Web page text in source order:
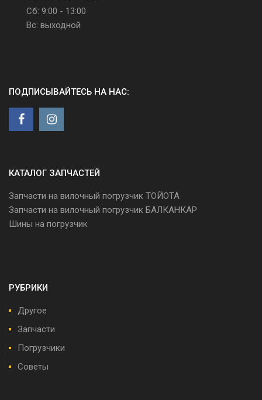
Сб: 9:00 - 13:00
Вс: выходной
ПОДПИСЫВАЙТЕСЬ НА НАС:
КАТАЛОГ ЗАПЧАСТЕЙ
Запчасти на вилочный погрузчик ТОЙОТА
Запчасти на вилочный погрузчик БАЛКАНКАР
Шины на погрузчик
РУБРИКИ
Другое
Запчасти
Погрузчики
Советы